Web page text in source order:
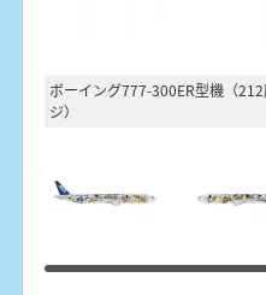
ボーイング787-9型機（246席
ボーイング777-300ER型機（
ジ）